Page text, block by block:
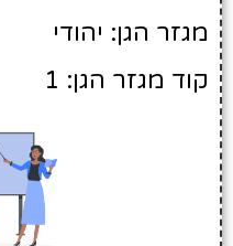
מגזר הגן: יהודי
קוד מגזר הגן: 1